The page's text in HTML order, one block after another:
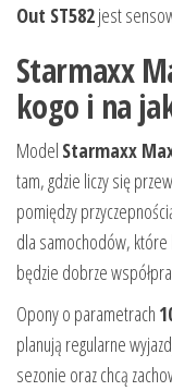
Out ST582jest
Starmaxx
kogo i na
Model Starmaxx
tam, gdzie liczy się
pomiędzy
dla samochodów, które
będzie dobrze
Opony o parametrach
planują regularne
sezonie oraz chcą